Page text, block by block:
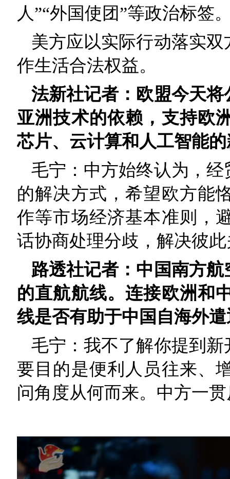
人”“外国使团”等政治标签
美方应以实际行动落实
作生活合法权益。
法新社记者：欧盟今天
亚洲技术的依赖，支持欧
芯片、云计算和人工智能
毛宁：中方始终认为，
的解决方式，希望欧方能
作等市场经济基本准则，
话协商处理分歧，解决彼
路透社记者：中国南方
的直航航线。连接欧洲和
线是否有助于中国自海外
毛宁：我不了解你提到
要目的是便利人员往来、
问角度从何而来。中方一